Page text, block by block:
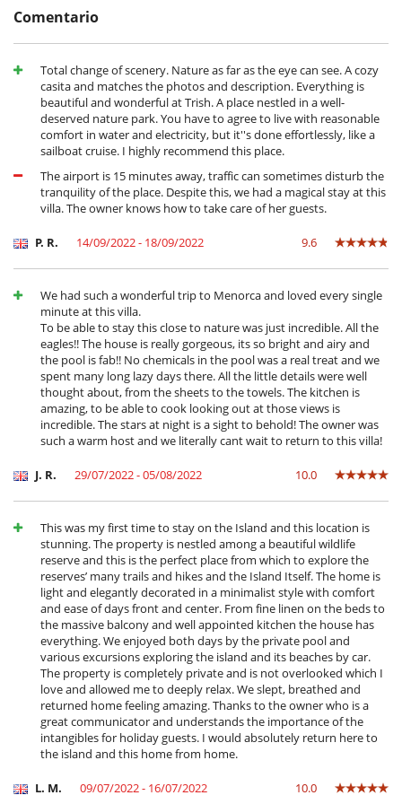
Comentario
Total change of scenery. Nature as far as the eye can see. A cozy
casita and matches the photos and description. Everything is
beautiful and wonderful at Trish. A place nestled in a well-
deserved nature park. You have to agree to live with reasonable
comfort in water and electricity, but it''s done effortlessly, like a
sailboat cruise. I highly recommend this place.
The airport is 15 minutes away, traffic can sometimes disturb the
tranquility of the place. Despite this, we had a magical stay at this
villa. The owner knows how to take care of her guests.
P. R. 14/09/2022 - 18/09/2022 9.6
We had such a wonderful trip to Menorca and loved every single
minute at this villa.
To be able to stay this close to nature was just incredible. All the
eagles!! The house is really gorgeous, its so bright and airy and
the pool is fab!! No chemicals in the pool was a real treat and we
spent many long lazy days there. All the little details were well
thought about, from the sheets to the towels. The kitchen is
amazing, to be able to cook looking out at those views is
incredible. The stars at night is a sight to behold! The owner was
such a warm host and we literally cant wait to return to this villa!
J. R. 29/07/2022 - 05/08/2022 10.0
This was my first time to stay on the Island and this location is
stunning. The property is nestled among a beautiful wildlife
reserve and this is the perfect place from which to explore the
reserves’ many trails and hikes and the Island Itself. The home is
light and elegantly decorated in a minimalist style with comfort
and ease of days front and center. From fine linen on the beds to
the massive balcony and well appointed kitchen the house has
everything. We enjoyed both days by the private pool and
various excursions exploring the island and its beaches by car.
The property is completely private and is not overlooked which I
love and allowed me to deeply relax. We slept, breathed and
returned home feeling amazing. Thanks to the owner who is a
great communicator and understands the importance of the
intangibles for holiday guests. I would absolutely return here to
the island and this home from home.
L. M. 09/07/2022 - 16/07/2022 10.0